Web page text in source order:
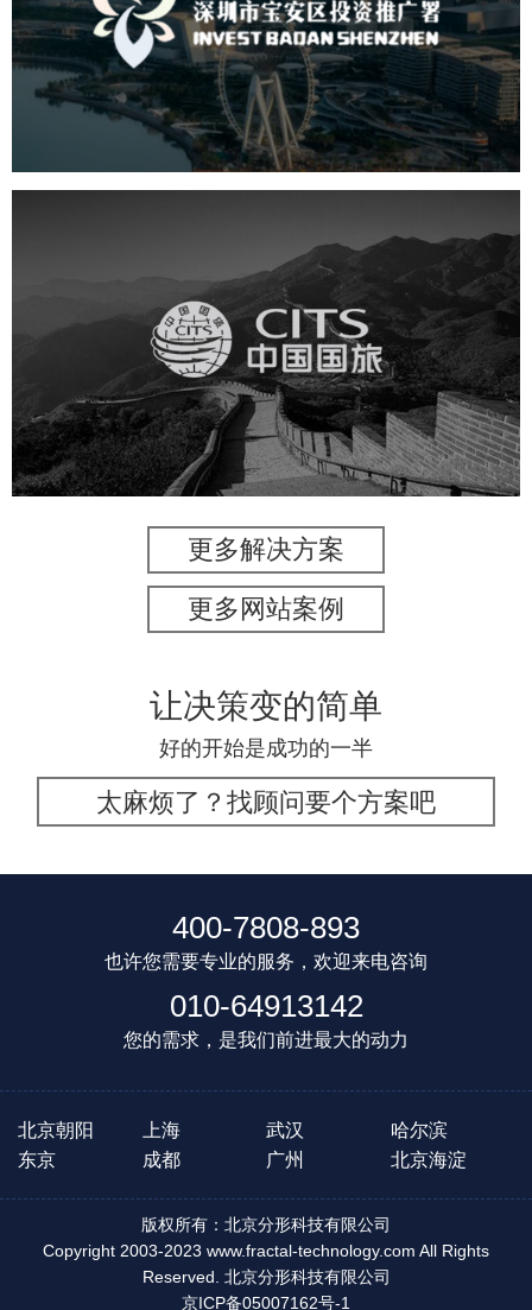
机构组织 国企 品牌官网 网站建设 网站设计
中国国旅
旅游休闲 电商网站 网站建设
更多解决方案
更多网站案例
让决策变的简单
好的开始是成功的一半
太麻烦了？找顾问要个方案吧
400-7808-893
也许您需要专业的服务，欢迎来电咨询
010-64913142
您的需求，是我们前进最大的动力
北京朝阳 上海 武汉
哈尔滨
东京
成都 广州 北京海淀
版权所有：北京分形科技有限公司
Copyright 2003-2023 www.fractal-technology.com All Rights
Reserved. 北京分形科技有限公司
京ICP备05007162号-1